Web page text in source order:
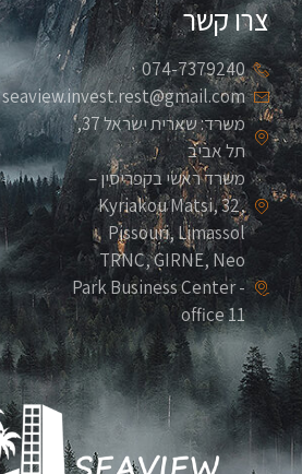
צרו קשר
074-7379240
seaview.invest.rest@gmail.com
משרד: שארית ישראל 37,
תל אביב
משרד ראשי בקפריסין –
Kyriakou Matsi, 32,
Pissouri, Limassol
TRNC, GIRNE, Neo
Park Business Center -
office 11